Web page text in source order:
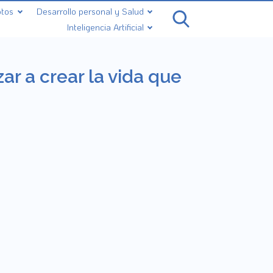
Desarrollo personal y Salud
Inteligencia Artificial
a crear la vida que